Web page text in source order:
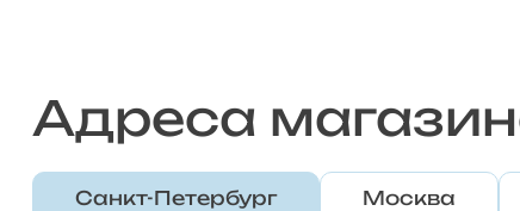
Адреса
Санкт-Петербург Москва